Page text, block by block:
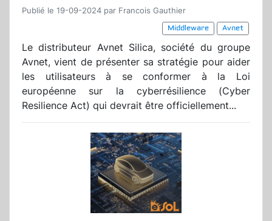
Publié le 19-09-2024 par Francois Gauthier
Middleware
Avnet
Le distributeur Avnet Silica, société du groupe
Avnet, vient de présenter sa stratégie pour aider
les utilisateurs à se conformer à la Loi
européenne sur la cyberrésilience (Cyber
Resilience Act) qui devrait être officiellement...